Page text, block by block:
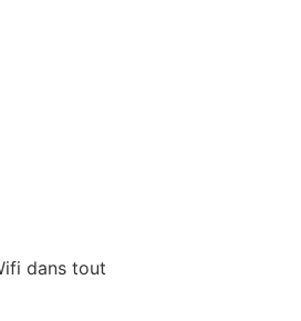
dans tout